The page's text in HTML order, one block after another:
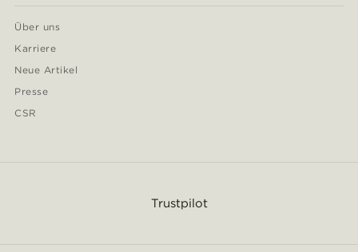
Über uns
Karriere
Neue Artikel
Presse
CSR
Trustpilot